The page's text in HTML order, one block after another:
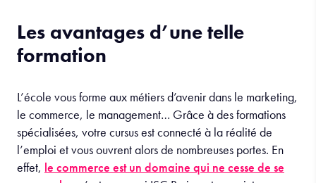
Les avantages d’une telle
formation
L’école vous forme aux métiers d’avenir dans le marketing,
le commerce, le management… Grâce à des formations
spécialisées, votre cursus est connecté à la réalité de
l’emploi et vous ouvrent alors de nombreuses portes. En
effet, le commerce est un domaine qui ne cesse de se